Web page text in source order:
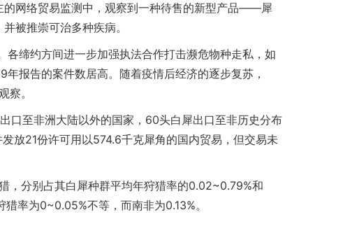
的网络贸易监测中，观察到一种待售的新型产品——犀
被推崇可治多种疾病。
缔约方间进一步加强执法合作打击濒危物种走私，如
报告的案件数居高。随着疫情后经济的逐步复苏，
察。
口至非洲大陆以外的国家，60头白犀出口至非历史分布
放21份许可用以574.6千克犀角的国内贸易，但交易未
，分别占其白犀种群平均年狩猎率的0.02~0.79%和
率为0~0.05%不等，而南非为0.13%。